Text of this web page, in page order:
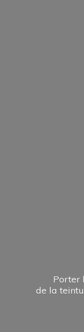
Porter
de la